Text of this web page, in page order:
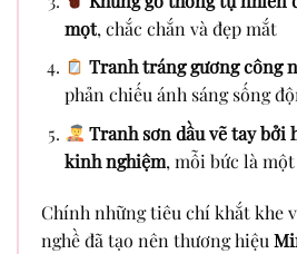
mọt, chắc chắn và đẹp mắt
Tranh tráng gương công
phản chiếu ánh sáng sống
Tranh sơn dầu vẽ tay bởi
kinh nghiệm, mỗi bức là
Chính những tiêu chí khắt khe
nghề đã tạo nên thương hiệu